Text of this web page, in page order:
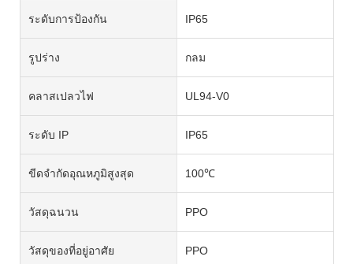
ระดับการป้องกัน IP65
รูปร่าง กลม
คลาสเปลวไฟ UL94-V0
ระดับ IP IP65
ขีดจำกัดอุณหภูมิสูงสุด 100℃
วัสดุฉนวน PPO
วัสดุของที่อยู่อาศัย PPO